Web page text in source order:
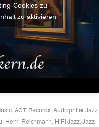
Cookies zu
zu aktivieren
,ACT Records,Audiophiler Jazz,
, Henri Reichmann, HiFi Jazz,Jazz